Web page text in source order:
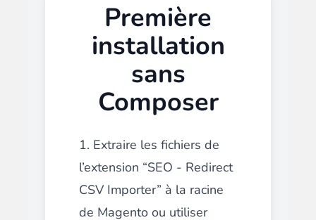
Première
installation
sans
Composer
1. Extraire les fichiers de
l’extension “SEO - Redirect
CSV Importer” à la racine
de Magento ou utiliser